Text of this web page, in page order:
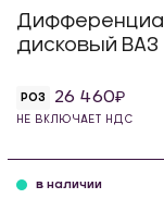
дисковый ВАЗ
РОЗ 26 460
НЕ ВКЛЮЧАЕТ НДС
в наличии